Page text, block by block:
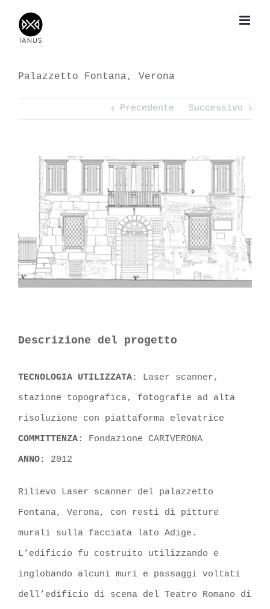
Palazzetto Fontana, Verona
Precedente Successivo
Larger
Image
Descrizione del progetto
TECNOLOGIA UTILIZZATA: Laser scanner,
stazione topografica, fotografie ad alta
risoluzione con piattaforma elevatrice
COMMITTENZA: Fondazione CARIVERONA
ANNO: 2012
Rilievo Laser scanner del palazzetto
Fontana, Verona, con resti di pitture
murali sulla facciata lato Adige.
L’edificio fu costruito utilizzando e
inglobando alcuni muri e passaggi voltati
dell’edificio di scena del Teatro Romano di